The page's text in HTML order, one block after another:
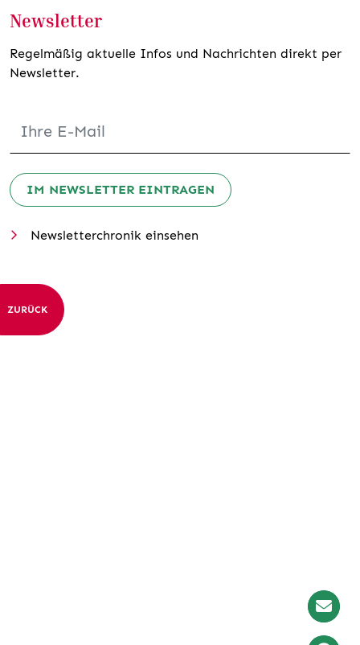
Newsletter
Regelmäßig aktuelle Infos und Nachrichten direkt per
Newsletter.
IM NEWSLETTER EINTRAGEN
Newsletterchronik einsehen
ZURÜCK